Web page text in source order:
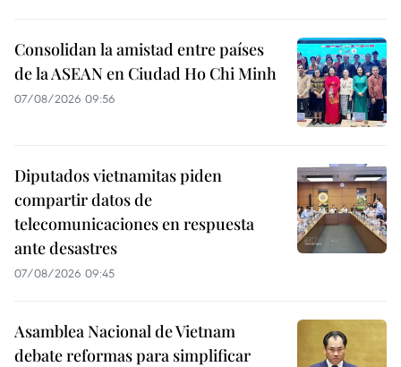
Consolidan la amistad entre países
de la ASEAN en Ciudad Ho Chi Minh
07/08/2026 09:56
Diputados vietnamitas piden
compartir datos de
telecomunicaciones en respuesta
ante desastres
07/08/2026 09:45
Asamblea Nacional de Vietnam
debate reformas para simplificar